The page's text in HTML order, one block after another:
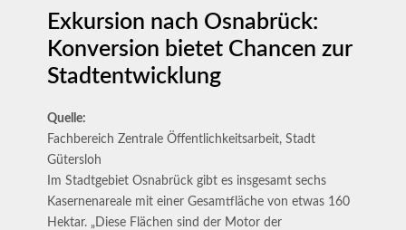
Exkursion nach Osnabrück:
Konversion bietet Chancen zur
Stadtentwicklung
Quelle:
Fachbereich Zentrale Öffentlichkeitsarbeit, Stadt
Gütersloh
Im Stadtgebiet Osnabrück gibt es insgesamt sechs
Kasernenareale mit einer Gesamtfläche von etwas 160
Hektar. „Diese Flächen sind der Motor der